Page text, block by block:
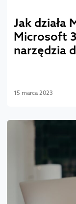
Jak działa
Microsoft
narzędzia
15 marca 2023